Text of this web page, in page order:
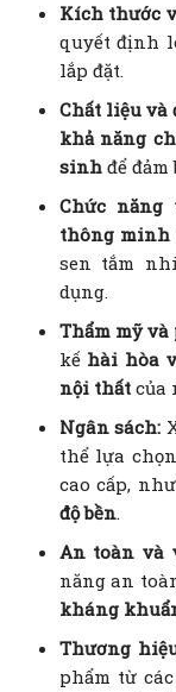
Kích thước
quyết định
lắp đặt.
Chất liệu và
khả năng
sinhđể đảm
Chức
thông minh
sen tắm
dụng.
Thẩm mỹ và
kế hài hòa
nội thấtcủa
Ngân sách:
thể lựa
cao cấp,
độ bền.
An toàn và
năng an
kháng
Thương
phẩm từ các